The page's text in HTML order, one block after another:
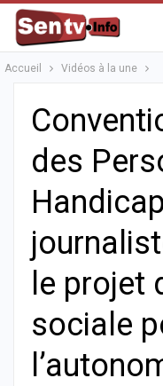
Accueil Vidéos à la une
des
le projet
sociale